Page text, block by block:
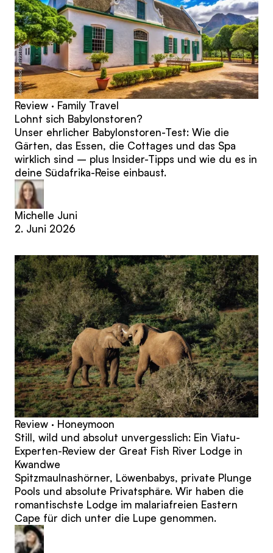
Review · Family Travel
Lohnt sich Babylonstoren?
Unser ehrlicher Babylonstoren-Test: Wie die
Gärten, das Essen, die Cottages und das Spa
wirklich sind – plus Insider-Tipps und wie du es in
deine Südafrika-Reise einbaust.
Michelle Juni
2. Juni 2026
Review · Honeymoon
Still, wild und absolut unvergesslich: Ein Viatu-
Experten-Review der Great Fish River Lodge in
Kwandwe
Spitzmaulnashörner, Löwenbabys, private Plunge
Pools und absolute Privatsphäre. Wir haben die
romantischste Lodge im malariafreien Eastern
Cape für dich unter die Lupe genommen.